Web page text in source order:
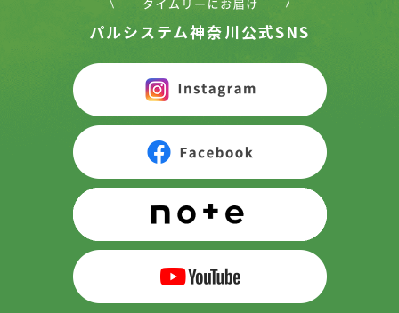
パルシステム神奈川公式SNS